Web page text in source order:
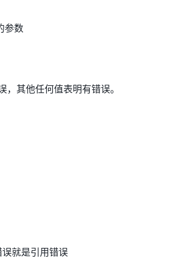
参数
其他任何值表明有错误。
就是引用错误